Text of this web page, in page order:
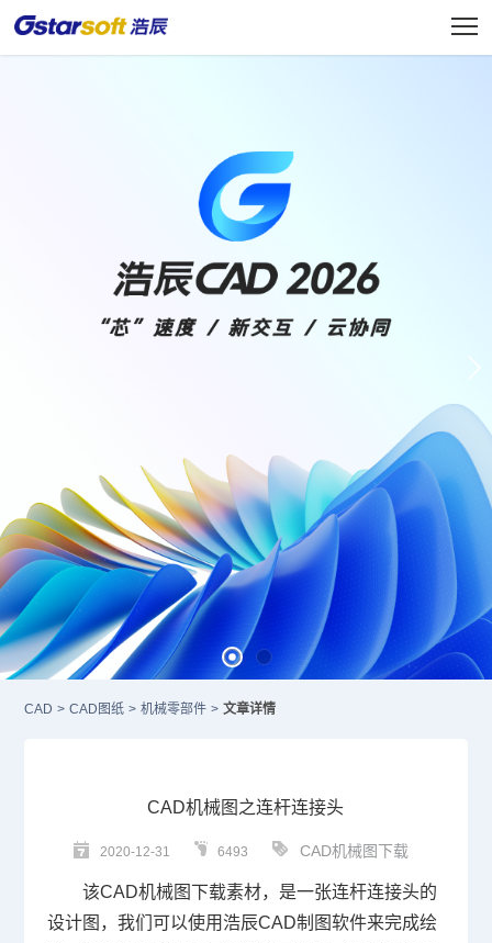
CAD > CAD图纸 > 机械零部件 > 文章详情
CAD机械图之连杆连接头
2020-12-31 6493 CAD机械图下载
该CAD机械图下载素材，是一张连杆连接头的
设计图，我们可以使用浩辰CAD制图软件来完成绘